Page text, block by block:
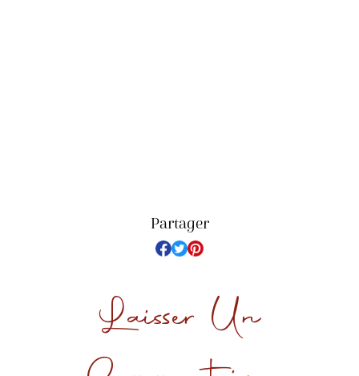
Partager
Laisser Un